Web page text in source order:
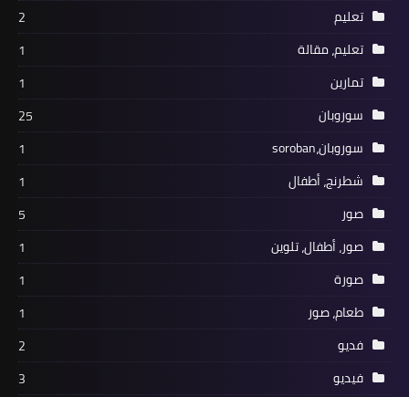
تعليم
2
تعليم، مقالة
1
تمارين
1
سوروبان
25
سوروبان،soroban
1
شطرنج، أطفال
1
صور
5
صور، أطفال، تلوين
1
صورة
1
طعام، صور
1
فديو
2
فيديو
3